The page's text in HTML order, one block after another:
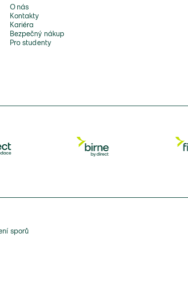
O nás
Kontakty
Kariéra
Bezpečný nákup
Pro studenty
sporů